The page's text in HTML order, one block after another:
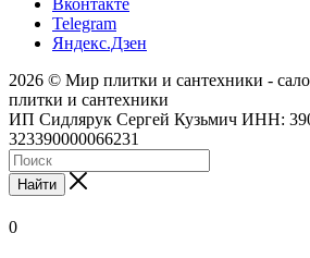
Вконтакте
Telegram
Яндекс.Дзен
2026 © Мир плитки и сантехники -
плитки и сантехники
ИП Сидлярук Сергей Кузьмич ИНН:
323390000066231
Найти
0